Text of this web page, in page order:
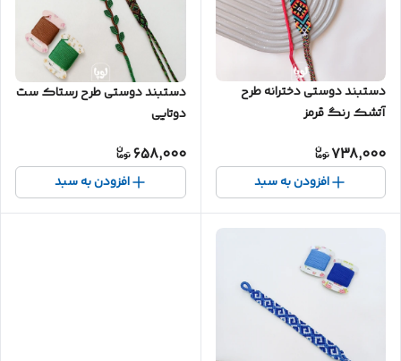
دستبند دوستی دخترانه طرح
آتشک رنگ قرمز
738,000
افزودن به سبد
دستبند دوستی طرح رستاک ست
دوتایی
658,000
افزودن به سبد